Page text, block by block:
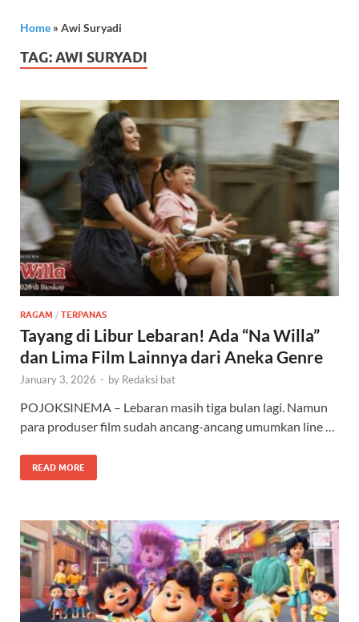
Home » Awi Suryadi
TAG:AWI SURYADI
RAGAM / TERPANAS
Tayang di Libur Lebaran! Ada “Na Willa”
dan Lima Film Lainnya dari Aneka Genre
January 3, 2026 - by Redaksi bat
POJOKSINEMA – Lebaran masih tiga bulan lagi. Namun
para produser film sudah ancang-ancang umumkan line …
READ MORE